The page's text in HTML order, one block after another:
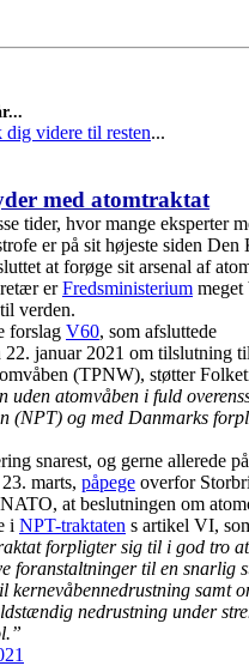
dig videre til resten...
med atomtraktat
tider, hvor mange eksperter
er på sit højeste siden Den
at forøge sit arsenal af
erFredsministerium meget
verden.
forslag V60, som afsluttede
22. januar 2021 om tilslutning
(TPNW), støtter
uden atomvåben i fuld
(NPT) og med Danmarks
snarest, og gerne allerede på
marts, påpege overfor
at beslutningen om
i NPT-traktaten s artikel VI,
forpligter sig til i god tro
foranstaltninger til en snarlig
kernevåbennedrustning samt
nedrustning under